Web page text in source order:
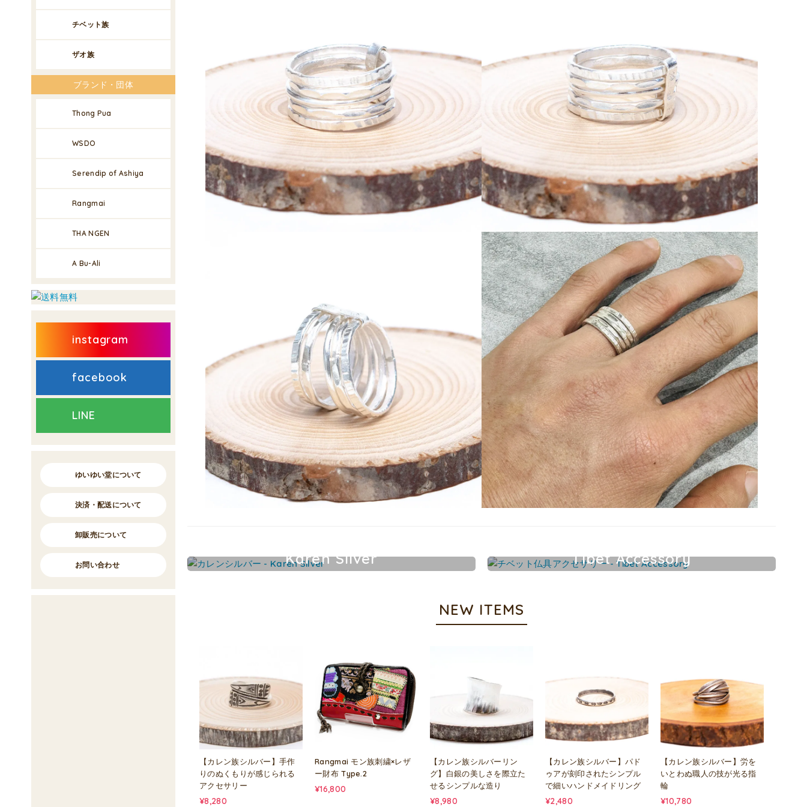
Karen Silver Tibet Accessory
NEW ITEMS
【カレン族シルバー】手作
りのぬくもりが感じられる
アクセサリー
¥8,280
Rangmai モン族刺繍×レザ
ー財布 Type.2
¥16,800
【カレン族シルバーリン
グ】白銀の美しさを際立た
せるシンプルな造り
¥8,980
【カレン族シルバー】パド
ゥアが刻印されたシンプル
で細いハンドメイドリング
¥2,480
【カレン族シルバー】労を
いとわぬ職人の技が光る指
輪
¥10,780
チベット族
ザオ族
ブランド・団体
Thong Pua
WSDO
Serendip of Ashiya
Rangmai
THA NGEN
A Bu-Ali
instagram
facebook
LINE
ゆいゆい堂について
決済・配送について
卸販売について
お問い合わせ